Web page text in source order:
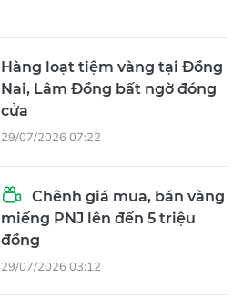
Hàng loạt tiệm vàng tại Đồng
Nai, Lâm Đồng bất ngờ đóng
cửa
29/07/2026 07:22
Chênh giá mua, bán vàng
miếng PNJ lên đến 5 triệu
đồng
29/07/2026 03:12